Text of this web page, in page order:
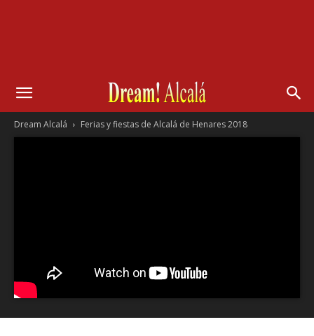
Dream Alcalá Ferias y fiestas de Alcalá de Henares 2018